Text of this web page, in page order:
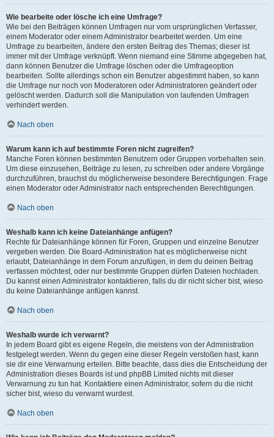
Wie bearbeite oder lösche ich eine Umfrage?
Wie bei den Beiträgen können Umfragen nur vom ursprünglichen Verfasser,
einem Moderator oder einem Administrator bearbeitet werden. Um eine
Umfrage zu bearbeiten, ändere den ersten Beitrag des Themas; dieser ist
immer mit der Umfrage verknüpft. Wenn niemand eine Stimme abgegeben hat,
dann können Benutzer die Umfrage löschen oder die Umfrageoption
bearbeiten. Sollte allerdings schon ein Benutzer abgestimmt haben, so kann
die Umfrage nur noch von Moderatoren oder Administratoren geändert oder
gelöscht werden. Dadurch soll die Manipulation von laufenden Umfragen
verhindert werden.
Nach oben
Warum kann ich auf bestimmte Foren nicht zugreifen?
Manche Foren können bestimmten Benutzern oder Gruppen vorbehalten sein.
Um diese einzusehen, Beiträge zu lesen, zu schreiben oder andere Vorgänge
durchzuführen, brauchst du möglicherweise besondere Berechtigungen. Frage
einen Moderator oder Administrator nach entsprechenden Berechtigungen.
Nach oben
Weshalb kann ich keine Dateianhänge anfügen?
Rechte für Dateianhänge können für Foren, Gruppen und einzelne Benutzer
vergeben werden. Die Board-Administration hat es möglicherweise nicht
erlaubt, Dateianhänge in dem Forum anzufügen, in dem du deinen Beitrag
verfassen möchtest, oder nur bestimmte Gruppen dürfen Dateien hochladen.
Du kannst einen Administrator kontaktieren, falls du dir nicht sicher bist, wieso
du keine Dateianhänge anfügen kannst.
Nach oben
Weshalb wurde ich verwarnt?
In jedem Board gibt es eigene Regeln, die meistens von der Administration
festgelegt werden. Wenn du gegen eine dieser Regeln verstoßen hast, kann
sie dir eine Verwarnung erteilen. Bitte beachte, dass dies die Entscheidung der
Administration dieses Boards ist und phpBB Limited nichts mit dieser
Verwarnung zu tun hat. Kontaktiere einen Administrator, sofern du die nicht
sicher bist, wieso du verwarnt wurdest.
Nach oben